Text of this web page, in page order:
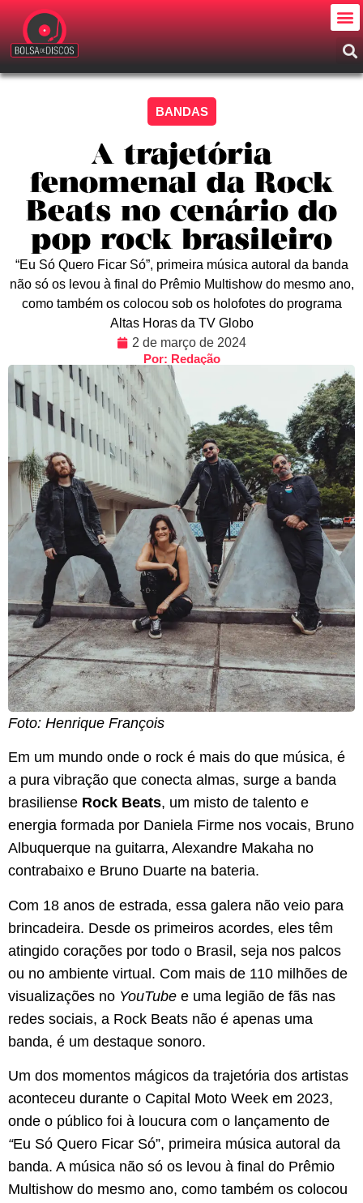
BANDAS
A trajetória
fenomenal da Rock
Beats no cenário do
pop rock brasileiro
“Eu Só Quero Ficar Só”, primeira música autoral da banda
não só os levou à final do Prêmio Multishow do mesmo ano,
como também os colocou sob os holofotes do programa
Altas Horas da TV Globo
2 de março de 2024
Por: Redação
Foto: Henrique François
Em um mundo onde o rock é mais do que música, é
a pura vibração que conecta almas, surge a banda
brasiliense Rock Beats, um misto de talento e
energia formada por Daniela Firme nos vocais, Bruno
Albuquerque na guitarra, Alexandre Makaha no
contrabaixo e Bruno Duarte na bateria.
Com 18 anos de estrada, essa galera não veio para
brincadeira. Desde os primeiros acordes, eles têm
atingido corações por todo o Brasil, seja nos palcos
ou no ambiente virtual. Com mais de 110 milhões de
visualizações no YouTube e uma legião de fãs nas
redes sociais, a Rock Beats não é apenas uma
banda, é um destaque sonoro.
Um dos momentos mágicos da trajetória dos artistas
aconteceu durante o Capital Moto Week em 2023,
onde o público foi à loucura com o lançamento de
“Eu Só Quero Ficar Só”, primeira música autoral da
banda. A música não só os levou à final do Prêmio
Multishow do mesmo ano, como também os colocou